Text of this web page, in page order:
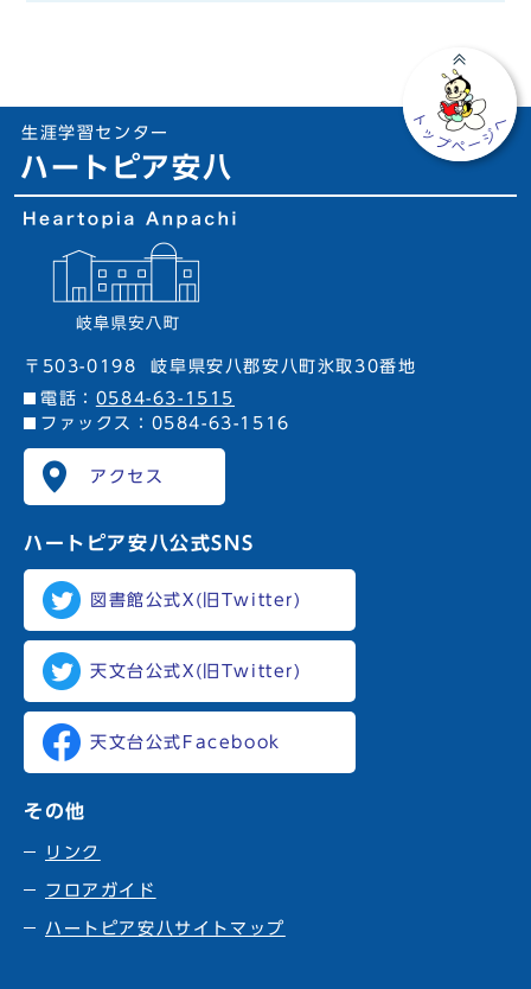
生涯学習センター
ハートピア安八
〒503-0198
岐阜県安八郡安八町氷取30番地
電話： 0584-63-1515
ファックス：0584-63-1516
アクセス
ハートピア安八公式SNS
図書館公式X(旧Twitter)
天文台公式X(旧Twitter)
天文台公式Facebook
その他
リンク
フロアガイド
ハートピア安八サイトマップ